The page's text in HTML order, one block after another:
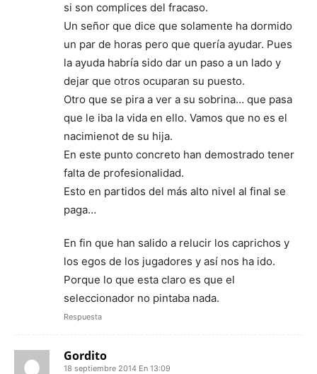
si son complices del fracaso.
Un señor que dice que solamente ha dormido
un par de horas pero que quería ayudar. Pues
la ayuda habría sido dar un paso a un lado y
dejar que otros ocuparan su puesto.
Otro que se pira a ver a su sobrina… que pasa
que le iba la vida en ello. Vamos que no es el
nacimienot de su hija.
En este punto concreto han demostrado tener
falta de profesionalidad.
Esto en partidos del más alto nivel al final se
paga…
En fin que han salido a relucir los caprichos y
los egos de los jugadores y así nos ha ido.
Porque lo que esta claro es que el
seleccionador no pintaba nada.
Respuesta
Gordito
18 septiembre 2014 En 13:09